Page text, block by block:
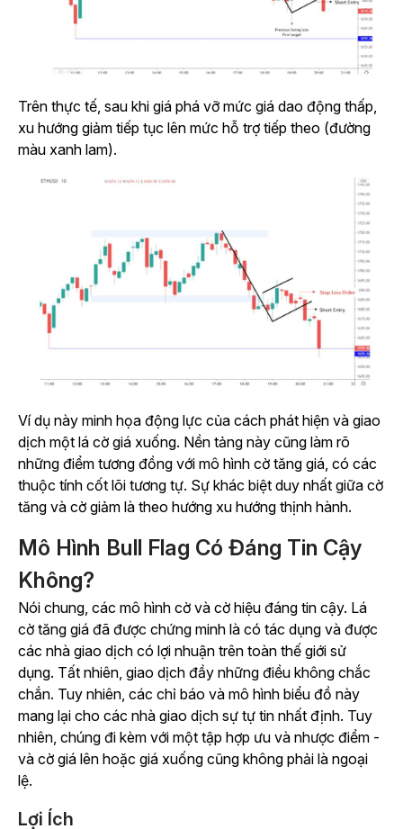
Trên thực tế, sau khi giá phá vỡ mức giá dao động thấp,
xu hướng giảm tiếp tục lên mức hỗ trợ tiếp theo (đường
màu xanh lam).
Ví dụ này minh họa động lực của cách phát hiện và giao
dịch một lá cờ giá xuống. Nền tảng này cũng làm rõ
những điểm tương đồng với mô hình cờ tăng giá, có các
thuộc tính cốt lõi tương tự. Sự khác biệt duy nhất giữa cờ
tăng và cờ giảm là theo hướng xu hướng thịnh hành.
Mô Hình Bull Flag Có Đáng Tin Cậy
Không?
Nói chung, các mô hình cờ và cờ hiệu đáng tin cậy. Lá
cờ tăng giá đã được chứng minh là có tác dụng và được
các nhà giao dịch có lợi nhuận trên toàn thế giới sử
dụng. Tất nhiên, giao dịch đầy những điều không chắc
chắn. Tuy nhiên, các chỉ báo và mô hình biểu đồ này
mang lại cho các nhà giao dịch sự tự tin nhất định. Tuy
nhiên, chúng đi kèm với một tập hợp ưu và nhược điểm -
và cờ giá lên hoặc giá xuống cũng không phải là ngoại
lệ.
Lợi Ích